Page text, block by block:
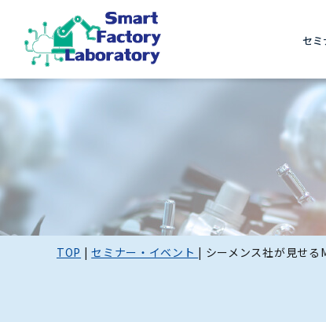
セミ
TOP |セミナー・イベント | シーメンス社が見せる